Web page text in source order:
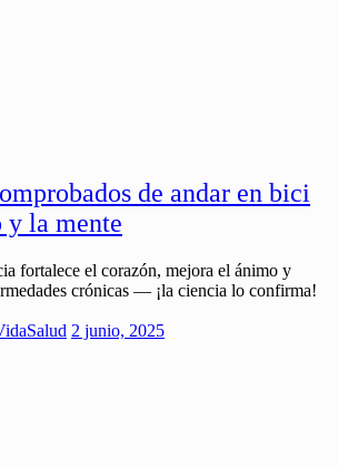
de andar en bici
y la mente
fortalece el corazón, mejora el ánimo y
crónicas — ¡la ciencia lo confirma!
Salud 2 junio, 2025